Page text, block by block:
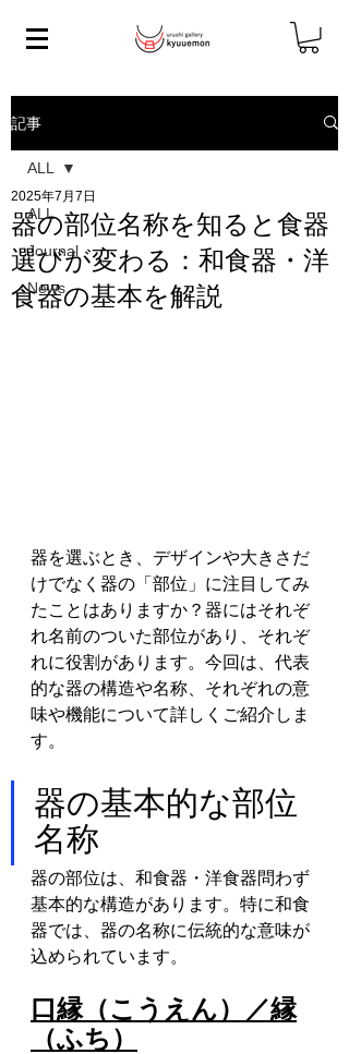
記事
ALL
Journal
News
ALL
器の部位名称を知ると食器
選びが変わる：和食器・洋
食器の基本を解説
2025年7月7日
器を選ぶとき、デザインや大きさだ
けでなく器の「部位」に注目してみ
たことはありますか？器にはそれぞ
れ名前のついた部位があり、それぞ
れに役割があります。今回は、代表
的な器の構造や名称、それぞれの意
味や機能について詳しくご紹介しま
す。
器の基本的な部位
名称
器の部位は、和食器・洋食器問わず
基本的な構造があります。特に和食
器では、器の名称に伝統的な意味が
込められています。
口縁（こうえん）／縁
（ふち）